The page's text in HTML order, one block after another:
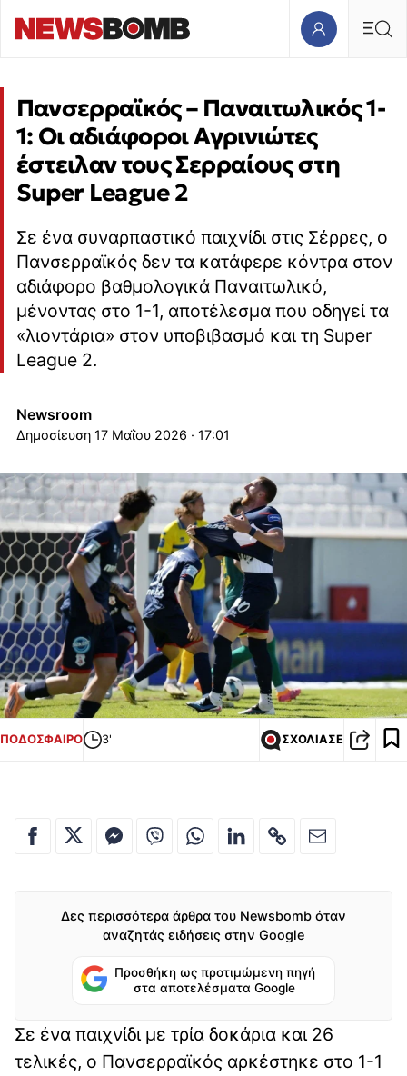
Πανσερραϊκός – Παναιτωλικός 1-
1: Οι αδιάφοροι Αγρινιώτες
έστειλαν τους Σερραίους στη
Super League 2
Σε ένα συναρπαστικό παιχνίδι στις Σέρρες, ο
Πανσερραϊκός δεν τα κατάφερε κόντρα στον
αδιάφορο βαθμολογικά Παναιτωλικό,
μένοντας στο 1-1, αποτέλεσμα που οδηγεί τα
«λιοντάρια» στον υποβιβασμό και τη Super
League 2.
Newsroom
17 Μαΐου 2026 · 17:01
ΠΟΔΟΣΦΑΙΡΟ 3' ΣΧΟΛΙΑΣΕ
Δες περισσότερα άρθρα του Newsbomb όταν
αναζητάς ειδήσεις στην Google
Προσθήκη ως προτιμώμενη πηγή
στα αποτελέσματα Google
Σε ένα παιχνίδι με τρία δοκάρια και 26
τελικές, ο Πανσερραϊκός αρκέστηκε στο 1-1